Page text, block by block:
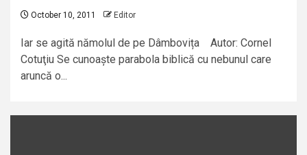
October 10, 2011 Editor
Iar se agită nămolul de pe Dâmbovița Autor: Cornel
Cotuţiu Se cunoaște parabola biblică cu nebunul care
aruncă o...